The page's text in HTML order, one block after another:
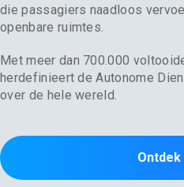
die passagiers naadloos
openbare ruimtes.
Met meer dan 700.000
herdefinieert de Autonome
over de hele wereld.